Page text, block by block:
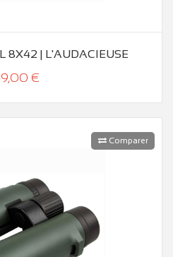
8X42 | L'AUDACIEUSE
€
Comparer